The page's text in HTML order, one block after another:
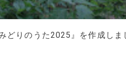
どりのうた2025』を作成しま